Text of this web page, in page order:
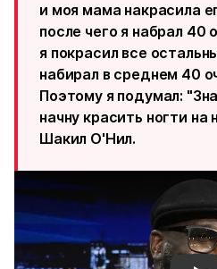
и моя мама накрасила
после чего я набрал 40
я покрасил все
набирал в среднем 40
Поэтому я подумал:
начну красить ногти на
Шакил О'Нил.